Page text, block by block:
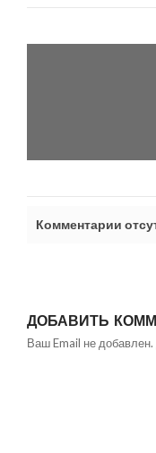
Комментарии
ДОБАВИТЬ
Ваш Email не